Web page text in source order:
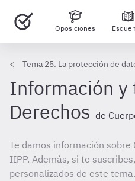
Oposiciones
Tema 25. La protección de
Información
Derechos de
Te damos información sobre
IIPP. Además, si te
personalizados de este